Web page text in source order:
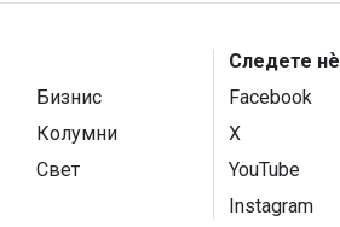
Бизнис
Колумни
Свет
Следете нѐ
Facebook
X
YouTube
Instagram